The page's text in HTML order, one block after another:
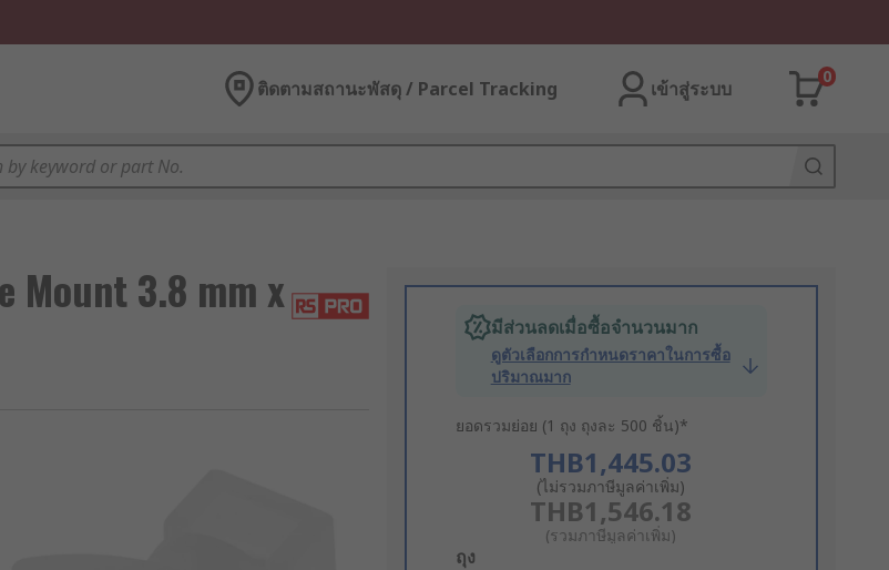
ติดตามสถานะพัสดุ / Parcel Tracking เข้าสู่ระบบ
0
Mount 3.8 mm x
มีส่วนลดเมื่อซื้อจำนวนมาก
ดูตัวเลือกการกำหนดราคาในการซื้อ
ปริมาณมาก
ยอดรวมย่อย (1 ถุง ถุงละ 500 ชิ้น)*
THB1,445.03
(ไม่รวมภาษีมูลค่าเพิ่ม)
THB1,546.18
(รวมภาษีมูลค่าเพิ่ม)
Add
ถุง